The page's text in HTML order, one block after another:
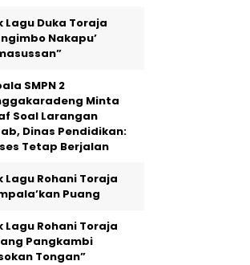
Lagu Duka Toraja
Nakapu’
SMPN 2
Minta
Soal Larangan
Dinas Pendidikan:
Tetap Berjalan
Lagu Rohani Toraja
Puang
Lagu Rohani Toraja
Pangkambi
Tongan”